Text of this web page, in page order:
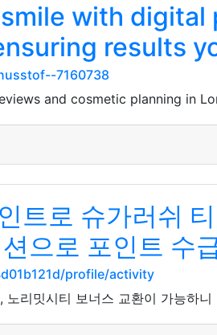
with
results
7160738
and cosmetic planning in
트로 슈가러쉬
으로 포인트 수
profile/activity
리밋시티 보너스 교환이 가능하